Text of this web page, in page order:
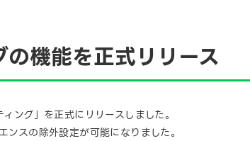
機能を正式リリース
ング」を正式にリリースしました。
スの除外設定が可能になりました。